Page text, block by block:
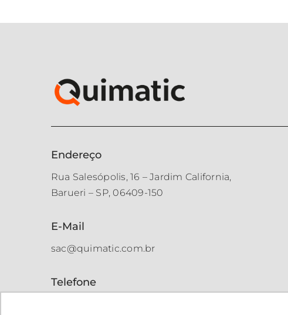
Endereço
Rua Salesópolis, 16 – Jardim California,
Barueri – SP, 06409-150
E-Mail
sac@quimatic.com.br
Telefone